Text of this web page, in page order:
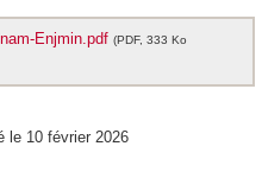
Enjmin.pdf (PDF, 333 Ko
le 10 février 2026